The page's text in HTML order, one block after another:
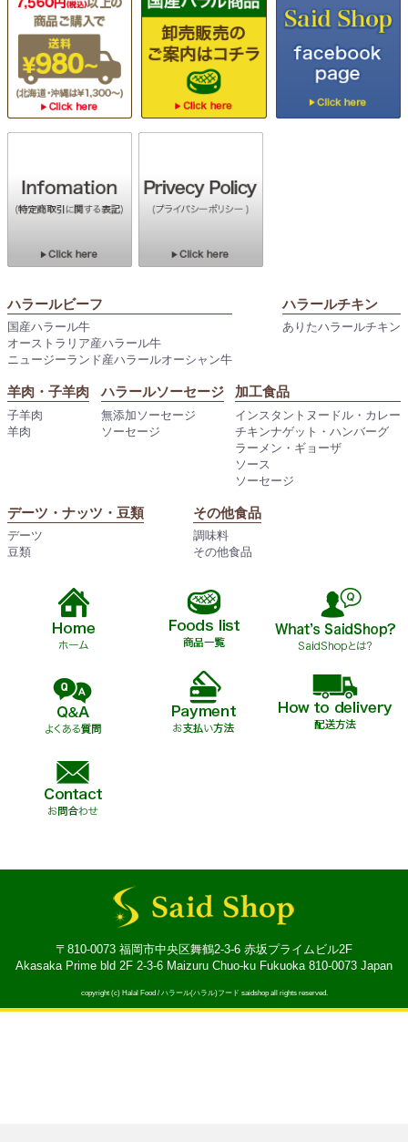
ハラールビーフ
国産ハラール牛
オーストラリア産ハラール牛
ニュージーランド産ハラールオーシャン牛
ハラールチキン
ありたハラールチキン
羊肉・子羊肉
子羊肉
羊肉
ハラールソーセージ
無添加ソーセージ
ソーセージ
加工食品
インスタントヌードル・カレー
チキンナゲット・ハンバーグ
ラーメン・ギョーザ
ソース
ソーセージ
デーツ・ナッツ・豆類
デーツ
豆類
その他食品
調味料
その他食品
〒810-0073 福岡市中央区舞鶴2-3-6 赤坂プライムビル2F
Akasaka Prime bld 2F 2-3-6 Maizuru Chuo-ku Fukuoka 810-0073 Japan
copyright (c) Halal Food / ハラール(ハラル)フード saidshop all rights reserved.